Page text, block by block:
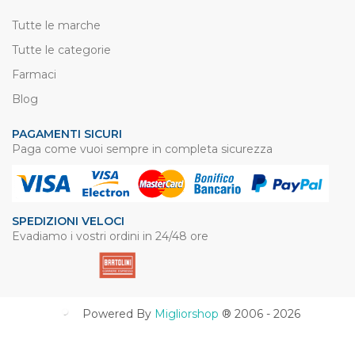
Tutte le marche
Tutte le categorie
Farmaci
Blog
PAGAMENTI SICURI
Paga come vuoi sempre in completa sicurezza
SPEDIZIONI VELOCI
Evadiamo i vostri ordini in 24/48 ore
Powered By Migliorshop ® 2006 - 2026